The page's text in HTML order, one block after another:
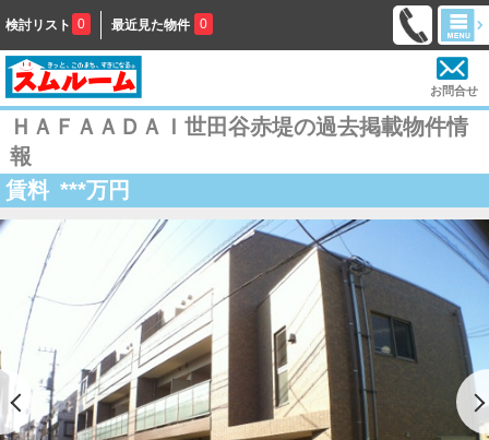
検討リスト 0 最近見た物件 0
お問合せ
ＨＡＦＡＡＤＡＩ世田谷赤堤の過去掲載物件情
報
賃料 ***万円